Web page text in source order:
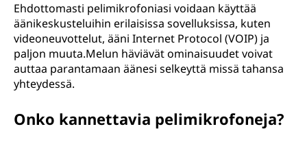
Ehdottomasti pelimikrofoniasi voidaan käyttää
äänikeskusteluihin erilaisissa sovelluksissa, kuten
videoneuvottelut, ääni Internet Protocol (VOIP) ja
paljon muuta.Melun häviävät ominaisuudet voivat
auttaa parantamaan äänesi selkeyttä missä tahansa
yhteydessä.
Onko kannettavia pelimikrofoneja?